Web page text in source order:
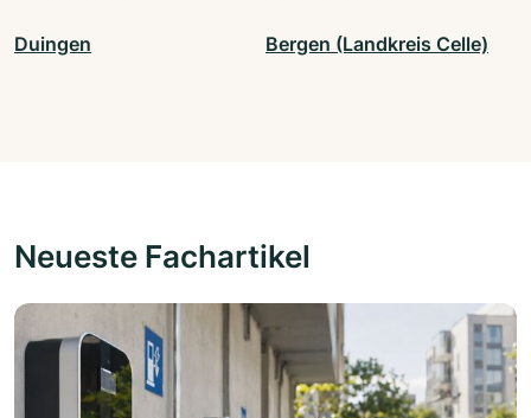
Duingen Bergen (Landkreis Celle)
Neueste Fachartikel